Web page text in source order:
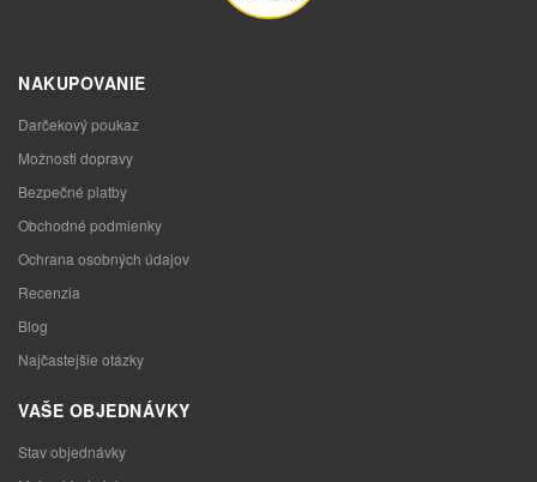
NAKUPOVANIE
Darčekový poukaz
Možnosti dopravy
Bezpečné platby
Obchodné podmienky
Ochrana osobných údajov
Recenzia
Blog
Najčastejšie otázky
VAŠE OBJEDNÁVKY
Stav objednávky